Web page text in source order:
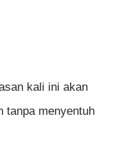
kali ini akan
tanpa menyentuh